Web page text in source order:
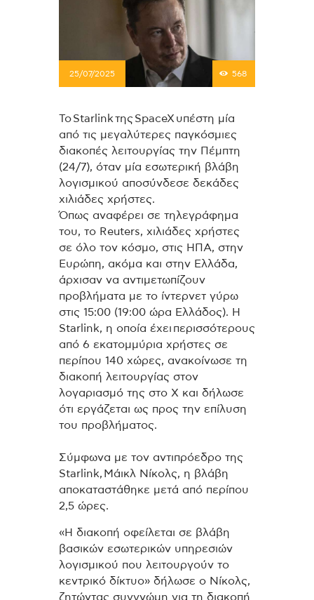
25/07/2025 568
Το Starlink της SpaceX υπέστη μία
από τις μεγαλύτερες παγκόσμιες
διακοπές λειτουργίας την Πέμπτη
(24/7), όταν μία εσωτερική βλάβη
λογισμικού αποσύνδεσε δεκάδες
χιλιάδες χρήστες.
Όπως αναφέρει σε τηλεγράφημα
του, το Reuters, χιλιάδες χρήστες
σε όλο τον κόσμο, στις ΗΠΑ, στην
Ευρώπη, ακόμα και στην Ελλάδα,
άρχισαν να αντιμετωπίζουν
προβλήματα με το ίντερνετ γύρω
στις 15:00 (19:00 ώρα Ελλάδος). Η
Starlink, η οποία έχει περισσότερους
από 6 εκατομμύρια χρήστες σε
περίπου 140 χώρες, ανακοίνωσε τη
διακοπή λειτουργίας στον
λογαριασμό της στο X και δήλωσε
ότι εργάζεται ως προς την επίλυση
του προβλήματος.
Σύμφωνα με τον αντιπρόεδρο της
Starlink, Μάικλ Νίκολς, η βλάβη
αποκαταστάθηκε μετά από περίπου
2,5 ώρες.
«Η διακοπή οφείλεται σε βλάβη
βασικών εσωτερικών υπηρεσιών
λογισμικού που λειτουργούν το
κεντρικό δίκτυο» δήλωσε ο Νίκολς,
ζητώντας συγγνώμη για τη διακοπή